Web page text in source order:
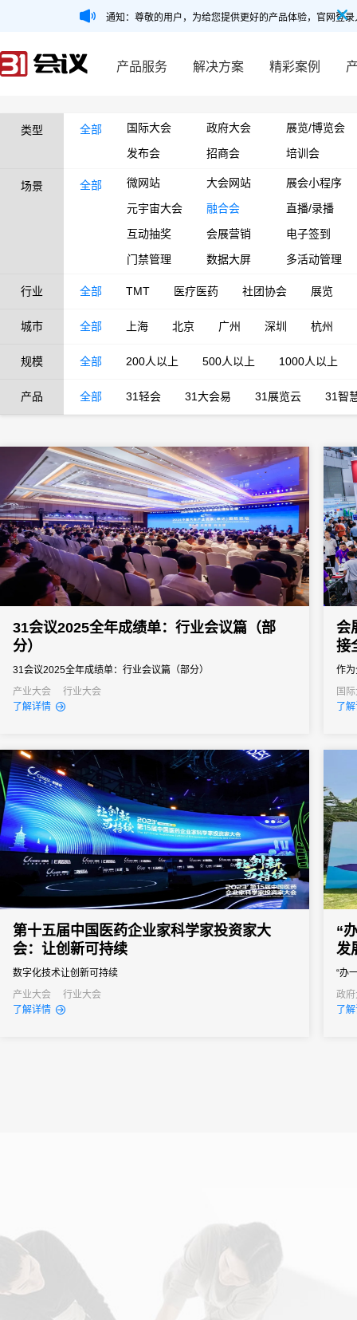
通知：尊敬的用户，为给您提供更好的产品体验，官网登
产品服务 解决方案 精彩案例
类型 全部 国际大会 政府大会
展览/博览会
发布会
招商会 培训会
场景 全部 微网站 大会网站
展会小程序
元宇宙大会
融合会
直播/录播
互动抽奖
会展营销
电子签到
门禁管理
数据大屏 多活动管理
行业 全部 TMT 医疗医药 社团协会 展览
城市 全部 上海 北京 广州 深圳 杭州
规模 全部 200人以上 500人以上 1000人以上
产品 全部 31轻会 31大会易 31展览云 31智
31会议2025全年成绩单：行业会议篇（部
分）
31会议2025全年成绩单：行业会议篇（部分）
产业大会
行业大会
了解详情
会
接
作
关
调
国
经
了
第十五届中国医药企业家科学家投资家大
会：让创新可持续
数字化技术让创新可持续
产业大会
行业大会
了解详情
“
发
“办
打
政
了